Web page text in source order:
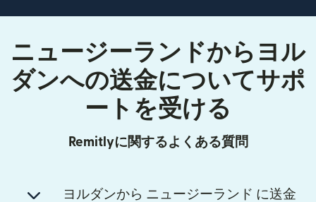
ニュージーランドからヨル
ダンへの送金についてサポ
ートを受ける
Remitlyに関するよくある質問
ヨルダンから ニュージーランド に送金